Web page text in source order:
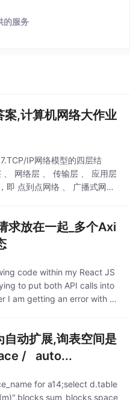
的服务
,计算机网络大作业
IP网络模型的四层结
网络层 、 传输层 、 应用层
即 点到点网络 、 广播式网络
信道复用 。三、 判断题...
求放在一起_多个Axi
code within my React JS
to put both API calls into
I am getting an error with th
动扩展,询表空间是
否查自动扩展 tablespace / auto...
for a14;select d.table
sum_blocks,space